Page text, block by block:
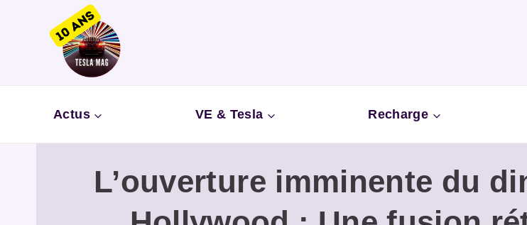
Actus VE & Tesla Recharge
L’ouverture imminente du